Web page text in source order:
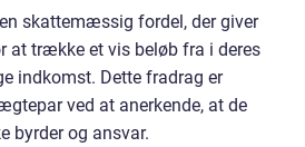
skattemæssig fordel, der giver
at trække et vis beløb fra i deres
indkomst. Dette fradrag er
ved at anerkende, at de
byrder og ansvar.